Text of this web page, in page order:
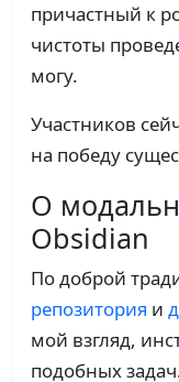
причастный к
чистоты
могу.
Участников
на победу
О
Obsidian
По доброй
репозитория и
мой взгляд,
подобных